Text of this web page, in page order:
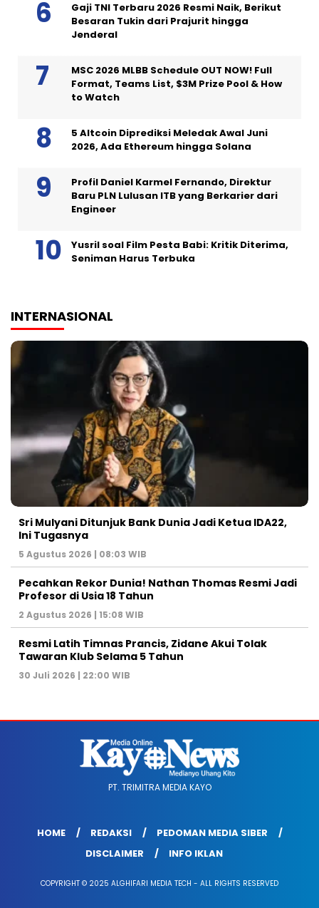
Gaji TNI Terbaru 2026 Resmi Naik, Berikut
Besaran Tukin dari Prajurit hingga
Jenderal
MSC 2026 MLBB Schedule OUT NOW! Full
Format, Teams List, $3M Prize Pool & How
to Watch
5 Altcoin Diprediksi Meledak Awal Juni
2026, Ada Ethereum hingga Solana
Profil Daniel Karmel Fernando, Direktur
Baru PLN Lulusan ITB yang Berkarier dari
Engineer
Yusril soal Film Pesta Babi: Kritik Diterima,
Seniman Harus Terbuka
INTERNASIONAL
Sri Mulyani Ditunjuk Bank Dunia Jadi Ketua IDA22,
Ini Tugasnya
5 Agustus 2026 | 08:03 WIB
Pecahkan Rekor Dunia! Nathan Thomas Resmi Jadi
Profesor di Usia 18 Tahun
2 Agustus 2026 | 15:08 WIB
Resmi Latih Timnas Prancis, Zidane Akui Tolak
Tawaran Klub Selama 5 Tahun
30 Juli 2026 | 22:00 WIB
PT. TRIMITRA MEDIA KAYO
HOME REDAKSI
PEDOMAN MEDIA SIBER
DISCLAIMER
INFO IKLAN
COPYRIGHT © 2025 ALGHIFARI MEDIA TECH - ALL RIGHTS RESERVED